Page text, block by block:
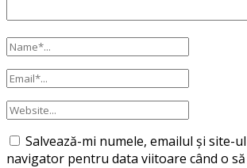
Salvează-mi numele, emailul și site-
navigator pentru data viitoare când o să